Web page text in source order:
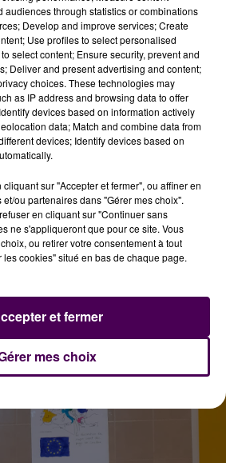
audiences through statistics or combinations
Develop and improve services; Create
Use profiles to select personalised
select content; Ensure security, prevent and
Deliver and present advertising and content;
choices. These technologies may
as IP address and browsing data to offer
devices based on information actively
data; Match and combine data from
devices; Identify devices based on
sur "Accepter et fermer", ou affiner en
ou partenaires dans "Gérer mes choix".
en cliquant sur "Continuer sans
ne s'appliqueront que pour ce site. Vous
ou retirer votre consentement à tout
cookies" situé en bas de chaque page.
mes choix
et fermer